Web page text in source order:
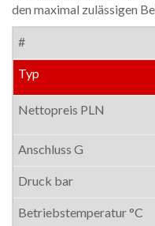
den maximal zulässigen